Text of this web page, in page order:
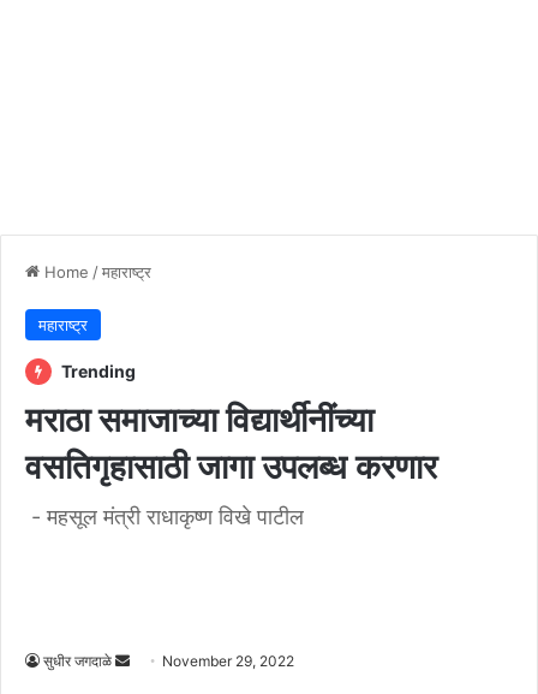
Home /महाराष्ट्र
महाराष्ट्र
Trending
मराठा समाजाच्या विद्यार्थीनींच्या
वसतिगृहासाठी जागा उपलब्ध करणार
- महसूल मंत्री राधाकृष्ण विखे पाटील
सुधीर जगदाळे
Send November 29, 2022